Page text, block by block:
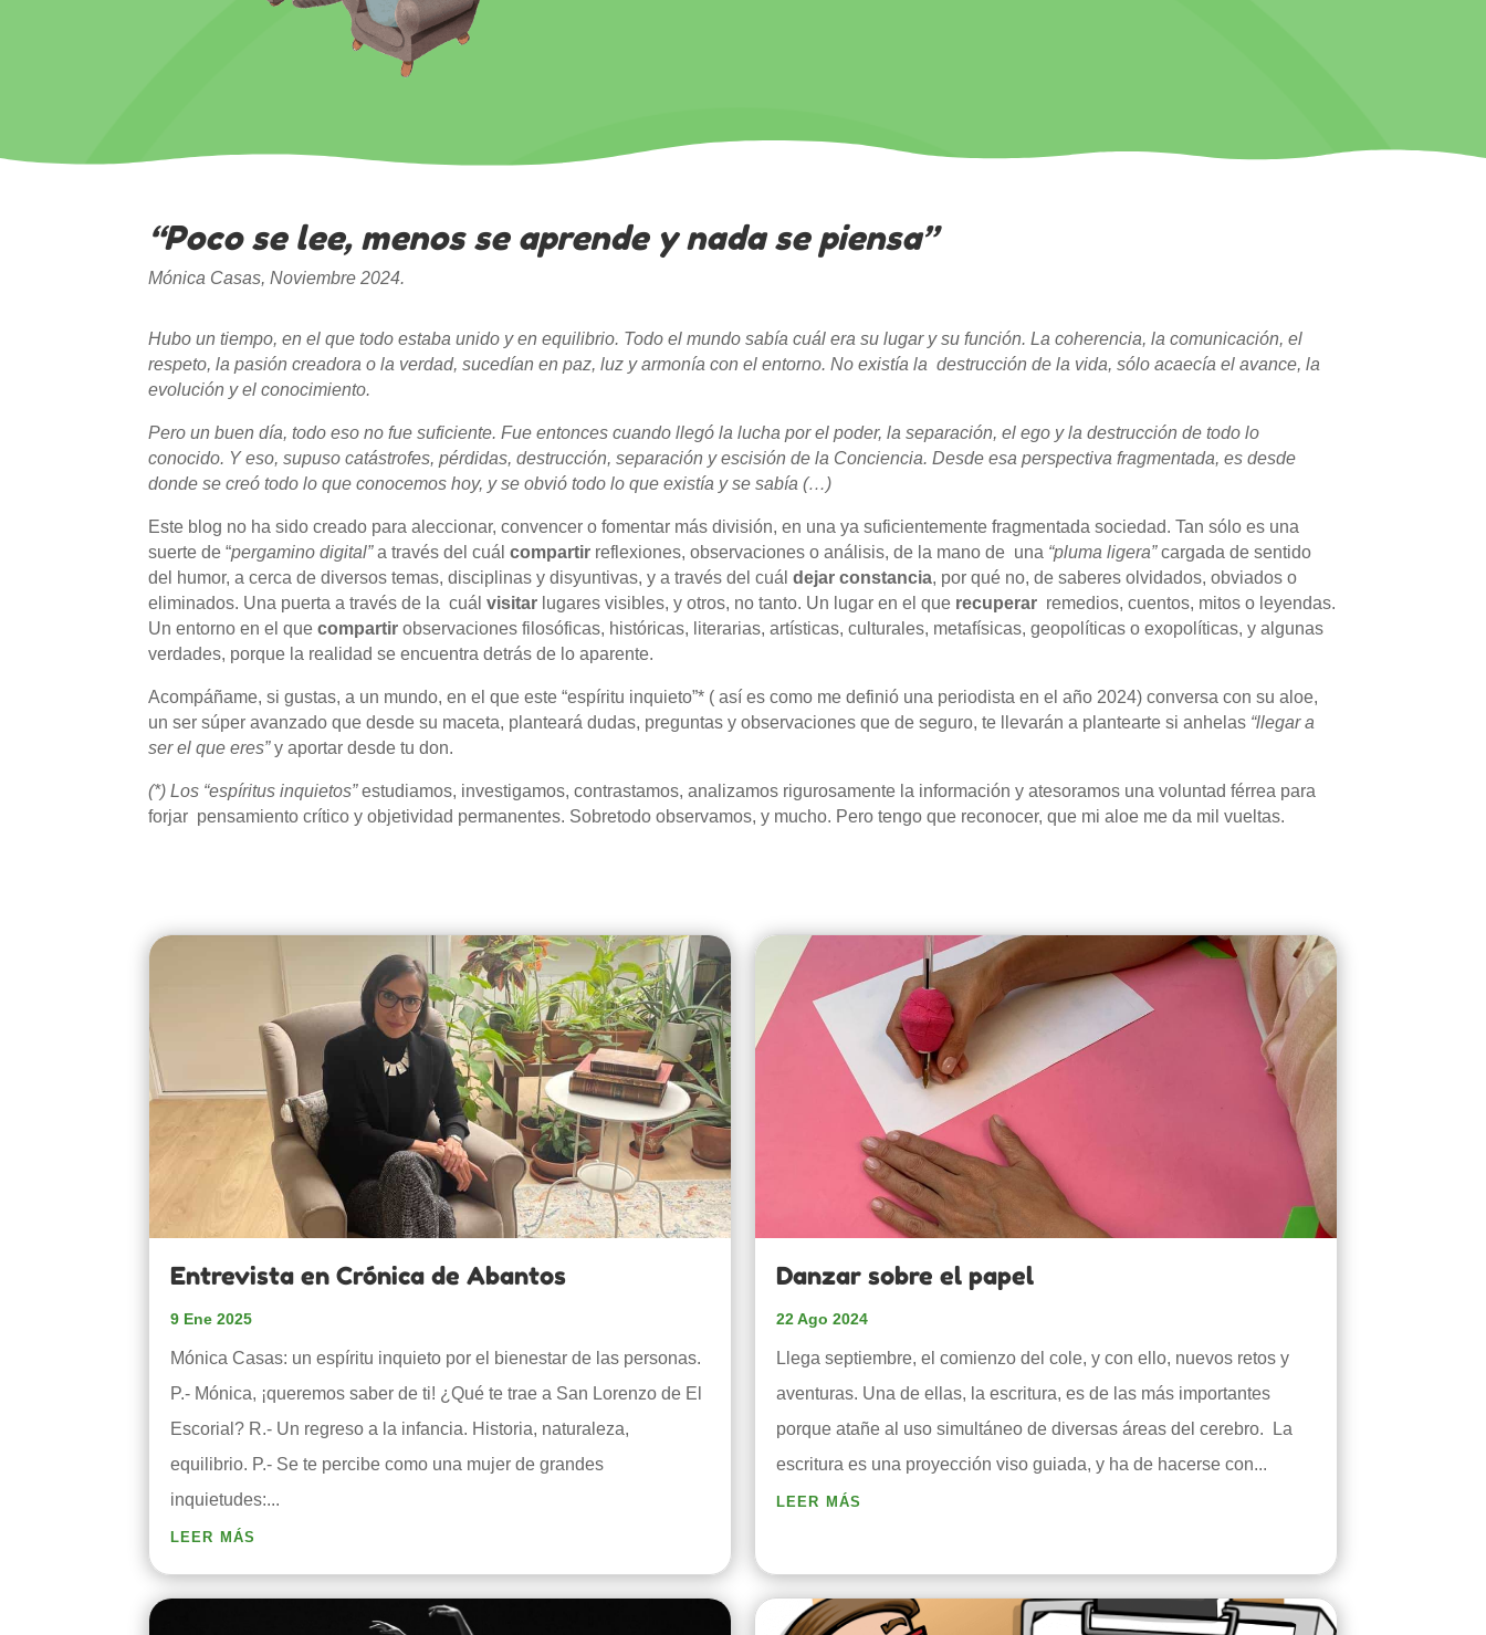
“Poco se lee, menos se aprende y nada se piensa”
Mónica Casas, Noviembre 2024.
Hubo un tiempo, en el que todo estaba unido y en equilibrio. Todo el mundo sabía cuál era su lugar y su función. La coherencia, la comunicación, el
respeto, la pasión creadora o la verdad, sucedían en paz, luz y armonía con el entorno. No existía la destrucción de la vida, sólo acaecía el avance, la
evolución y el conocimiento.
Pero un buen día, todo eso no fue suficiente. Fue entonces cuando llegó la lucha por el poder, la separación, el ego y la destrucción de todo lo
conocido. Y eso, supuso catástrofes, pérdidas, destrucción, separación y escisión de la Conciencia. Desde esa perspectiva fragmentada, es desde
donde se creó todo lo que conocemos hoy, y se obvió todo lo que existía y se sabía (…)
Este blog no ha sido creado para aleccionar, convencer o fomentar más división, en una ya suficientemente fragmentada sociedad. Tan sólo es una
suerte de “pergamino digital”a través del cuálcompartir reflexiones, observaciones o análisis, de la mano de una “pluma ligera”cargada de sentido
del humor, a cerca de diversos temas, disciplinas y disyuntivas, y a través del cuáldejar constancia, por qué no, de saberes olvidados, obviados o
eliminados. Una puerta a través de la cuálvisitar lugares visibles, y otros, no tanto. Un lugar en el que recuperar remedios, cuentos, mitos o leyendas.
Un entorno en el quecompartir observaciones filosóficas, históricas, literarias, artísticas, culturales, metafísicas, geopolíticas o exopolíticas, y algunas
verdades, porque la realidad se encuentra detrás de lo aparente.
Acompáñame, si gustas, a un mundo, en el que este “espíritu inquieto”* ( así es como me definió una periodista en el año 2024) conversa con su aloe,
un ser súper avanzado que desde su maceta, planteará dudas, preguntas y observaciones que de seguro, te llevarán a plantearte si anhelas “llegar a
ser el que eres”y aportar desde tu don.
(*) Los “espíritus inquietos”estudiamos, investigamos, contrastamos, analizamos rigurosamente la información y atesoramos una voluntad férrea para
forjar pensamiento crítico y objetividad permanentes. Sobretodo observamos, y mucho. Pero tengo que reconocer, que mi aloe me da mil vueltas.
Entrevista en Crónica de Abantos
9 Ene 2025
Mónica Casas: un espíritu inquieto por el bienestar de las personas.
P.- Mónica, ¡queremos saber de ti! ¿Qué te trae a San Lorenzo de El
Escorial? R.- Un regreso a la infancia. Historia, naturaleza,
equilibrio. P.- Se te percibe como una mujer de grandes
inquietudes:...
leer más
Danzar sobre el papel
22 Ago 2024
Llega septiembre, el comienzo del cole, y con ello, nuevos retos y
aventuras. Una de ellas, la escritura, es de las más importantes
porque atañe al uso simultáneo de diversas áreas del cerebro. La
escritura es una proyección viso guiada, y ha de hacerse con...
leer más